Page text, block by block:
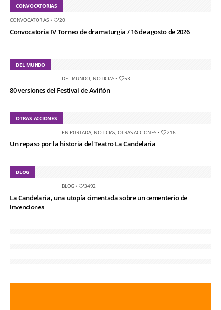
CONVOCATORIAS
CONVOCATORIAS• 20
Convocatoria IV Torneo de dramaturgia / 16 de agosto de 2026
DEL MUNDO
DEL MUNDO, NOTICIAS• 53
80 versiones del Festival de Aviñón
OTRAS ACCIONES
EN PORTADA, NOTICIAS OTRAS ACCIONES • 216
Un repaso por la historia del Teatro La Candelaria
BLOG
BLOG • 3492
La Candelaria, una utopía cimentada sobre un cementerio de
invenciones